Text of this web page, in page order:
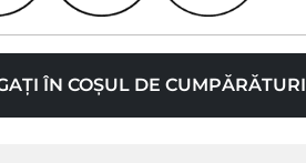
ÎN COȘUL DE CUMPĂRĂTURI